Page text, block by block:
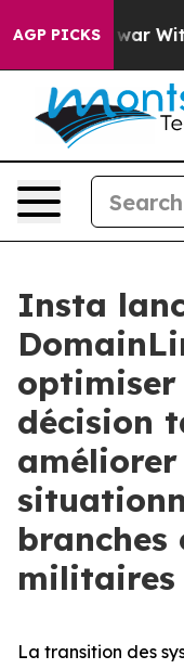
AGP PICKS
With Iran Drove
Insta
décision
branches
militaires
La transition des